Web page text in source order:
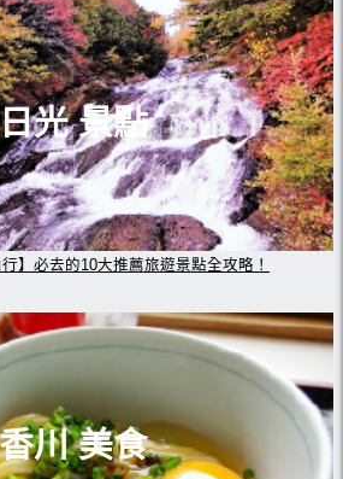
日光 景點
行】必去的10大推薦旅遊景點全攻略！
香川 美食